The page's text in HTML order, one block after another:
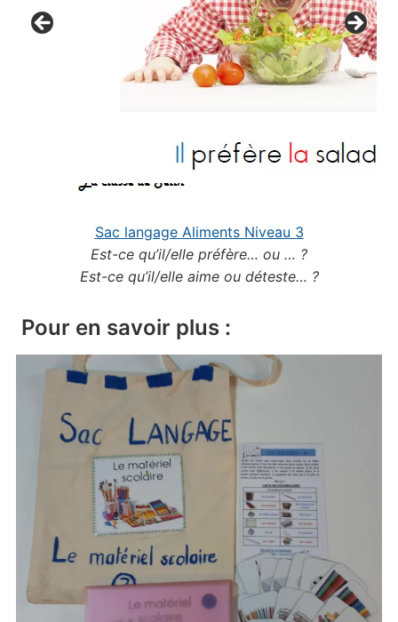
Sac langage Aliments Niveau 3
Est-ce qu’il/elle préfère… ou … ?
Est-ce qu’il/elle aime ou déteste… ?
Pour en savoir plus :